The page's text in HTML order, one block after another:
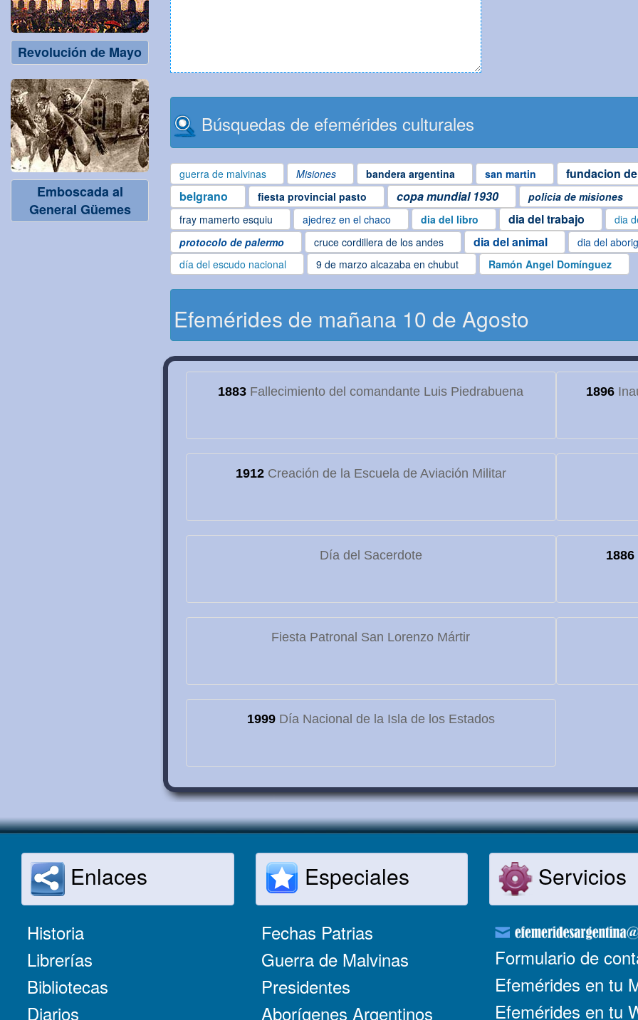
Revolución de Mayo
Emboscada al
General Güemes
Búsquedas de efemérides culturales
guerra de malvinas Misiones bandera argentina san martin fundacion
belgrano fiesta provincial pasto copa mundial 1930 policia de misiones
fray mamerto esquiu
ajedrez en el chaco dia del libro dia del trabajo dia
protocolo de palermo
cruce cordillera de los andes dia del animal dia del
día del escudo nacional
9 de marzo alcazaba en chubut Ramón Angel Domínguez
Efemérides de mañana 10 de Agosto
1883 Fallecimiento del comandante Luis Piedrabuena 1896
1912Creación de la Escuela de Aviación Militar
Día del Sacerdote 1886
Fiesta Patronal San Lorenzo Mártir
1999Día Nacional de la Isla de los Estados
Enlaces
Historia
Librerías
Bibliotecas
Diarios
Especiales
Fechas Patrias
Guerra de Malvinas
Presidentes
Aborígenes Argentinos
Servicios
Formulario de
Efemérides en tu
Efemérides en tu